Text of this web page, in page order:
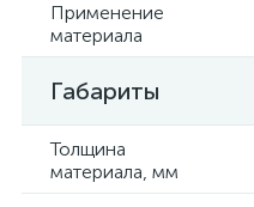
Применение
материала
Габариты
Толщина
материала, мм